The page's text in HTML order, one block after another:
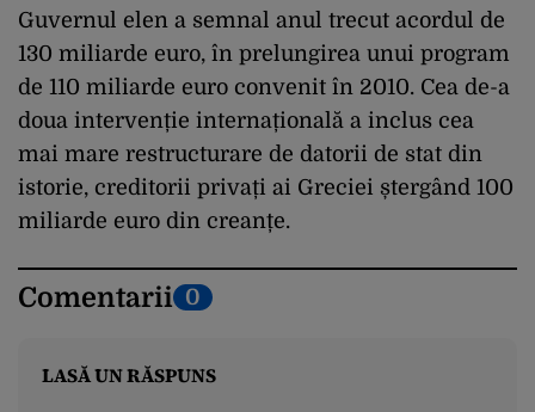
Guvernul elen a semnal anul trecut acordul de
130 miliarde euro, în prelungirea unui program
de 110 miliarde euro convenit în 2010. Cea de-a
doua intervenție internațională a inclus cea
mai mare restructurare de datorii de stat din
istorie, creditorii privați ai Greciei ștergând 100
miliarde euro din creanțe.
Comentarii 0
LASĂ UN RĂSPUNS